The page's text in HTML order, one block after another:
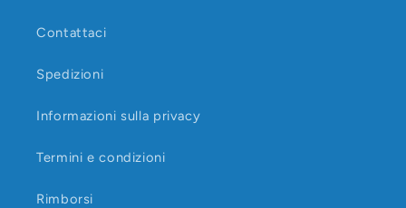
Contattaci
Spedizioni
Informazioni sulla privacy
Termini e condizioni
Rimborsi